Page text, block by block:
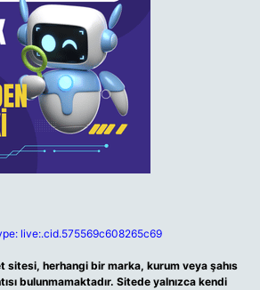
live:.cid.575569c608265c69
sitesi, herhangi bir marka, kurum veya şahıs
bulunmamaktadır. Sitede yalnızca kendi